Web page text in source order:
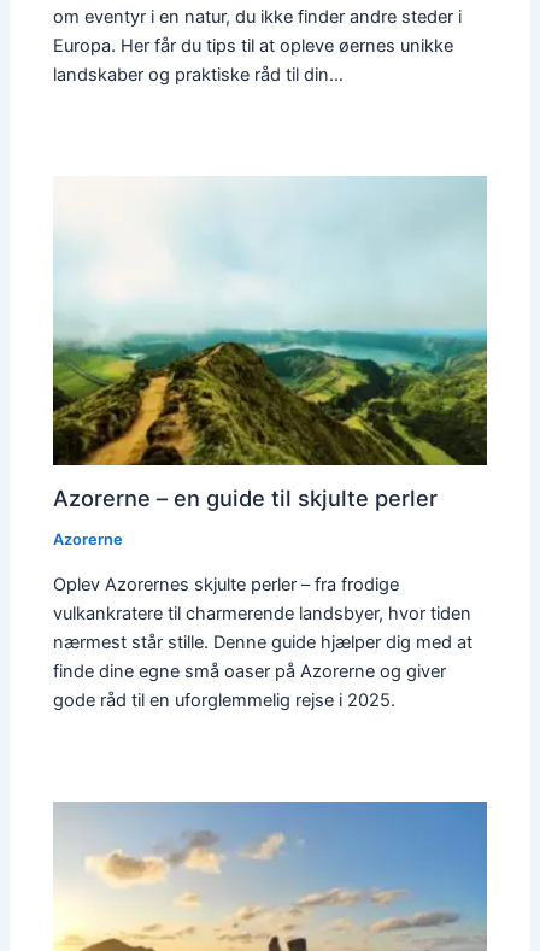
om eventyr i en natur, du ikke finder andre steder i
Europa. Her får du tips til at opleve øernes unikke
landskaber og praktiske råd til din…
Azorerne – en guide til skjulte perler
Azorerne
Oplev Azorernes skjulte perler – fra frodige
vulkankratere til charmerende landsbyer, hvor tiden
nærmest står stille. Denne guide hjælper dig med at
finde dine egne små oaser på Azorerne og giver
gode råd til en uforglemmelig rejse i 2025.